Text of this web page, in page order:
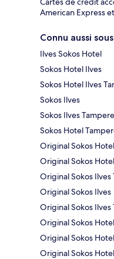
American Express
Connu aussi
Ilves Sokos Hotel
Sokos Hotel Ilves
Sokos Hotel Ilves
Sokos Ilves
Sokos Ilves Tampere
Sokos Hotel
Original Sokos
Original Sokos
Original Sokos Ilves
Original Sokos Ilves
Original Sokos Ilves
Original Sokos
Original Sokos
Original Sokos